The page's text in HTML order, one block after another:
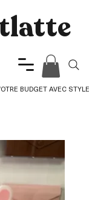
BUDGET AVEC STYLE